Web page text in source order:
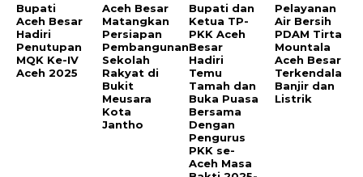
Bupati
Aceh Besar
Hadiri
Penutupan
MQK Ke-IV
Aceh 2025
Aceh Besar
Matangkan
Persiapan
Pembangunan
Sekolah
Rakyat di
Bukit
Meusara
Kota
Jantho
Bupati dan
Ketua TP-
PKK Aceh
Besar
Hadiri
Temu
Tamah dan
Buka Puasa
Bersama
Dengan
Pengurus
PKK se-
Aceh Masa
Pelayanan
Air Bersih
PDAM Tirta
Mountala
Aceh Besar
Terkendala
Banjir dan
Listrik